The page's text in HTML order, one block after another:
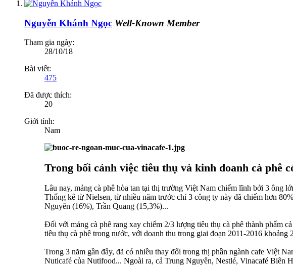
Nguyễn Khánh Ngọc Well-Known Member
Tham gia ngày:
28/10/18
Bài viết:
475
Đã được thích:
20
Giới tính:
Nam
Trong bối cảnh việc tiêu thụ và kinh doanh cà phê
Lâu nay, mảng cà phê hòa tan tại thị trường Việt Nam chiếm lĩnh bởi 3 ông
Thống kê từ Nielsen, từ nhiều năm trước chỉ 3 công ty này đã chiếm hơn
Nguyên (16%), Trần Quang (15,3%)...
Đối với mảng cà phê rang xay chiếm 2/3 lượng tiêu thụ cà phê thành phẩm
tiêu thụ cà phê trong nước, với doanh thu trong giai đoạn 2011-2016 khoảng
Trong 3 năm gần đây, đã có nhiều thay đổi trong thị phần ngành cafe Việt
Nuticafé của Nutifood... Ngoài ra, cả Trung Nguyên, Nestlé, Vinacafé Biên